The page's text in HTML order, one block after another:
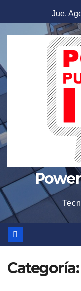
al
contenido
Jue.
Categoría: